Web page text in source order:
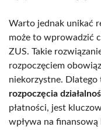
Warto jednak unikać
może to wprowadzić
ZUS. Takie
rozpoczęciem
niekorzystne. Dlatego
rozpoczęcia
płatności, jest
wpływa na finansową